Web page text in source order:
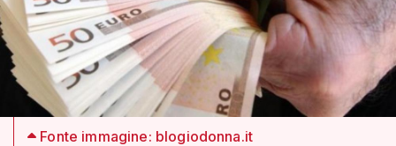
Fonte immagine: blogiodonna.it